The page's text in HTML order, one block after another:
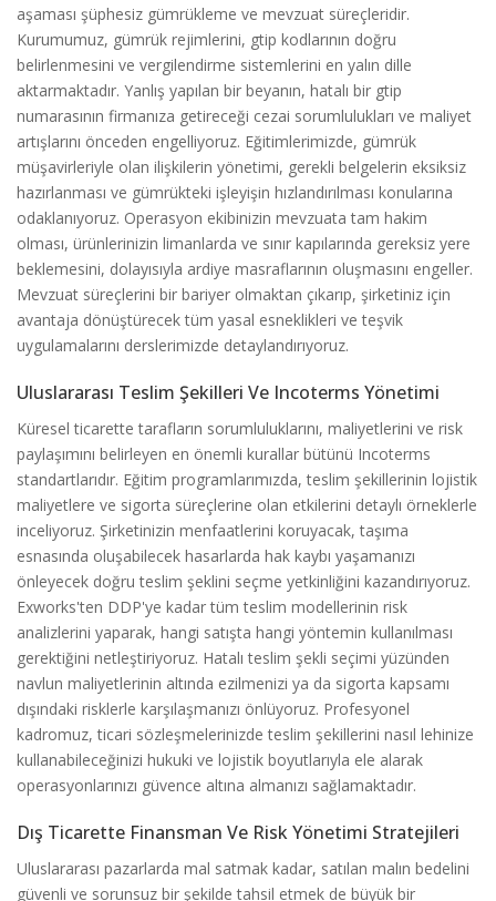
aşaması şüphesiz gümrükleme ve mevzuat süreçleridir.
Kurumumuz, gümrük rejimlerini, gtip kodlarının doğru
belirlenmesini ve vergilendirme sistemlerini en yalın dille
aktarmaktadır. Yanlış yapılan bir beyanın, hatalı bir gtip
numarasının firmanıza getireceği cezai sorumlulukları ve maliyet
artışlarını önceden engelliyoruz. Eğitimlerimizde, gümrük
müşavirleriyle olan ilişkilerin yönetimi, gerekli belgelerin eksiksiz
hazırlanması ve gümrükteki işleyişin hızlandırılması konularına
odaklanıyoruz. Operasyon ekibinizin mevzuata tam hakim
olması, ürünlerinizin limanlarda ve sınır kapılarında gereksiz yere
beklemesini, dolayısıyla ardiye masraflarının oluşmasını engeller.
Mevzuat süreçlerini bir bariyer olmaktan çıkarıp, şirketiniz için
avantaja dönüştürecek tüm yasal esneklikleri ve teşvik
uygulamalarını derslerimizde detaylandırıyoruz.
Uluslararası Teslim Şekilleri Ve Incoterms Yönetimi
Küresel ticarette tarafların sorumluluklarını, maliyetlerini ve risk
paylaşımını belirleyen en önemli kurallar bütünü Incoterms
standartlarıdır. Eğitim programlarımızda, teslim şekillerinin lojistik
maliyetlere ve sigorta süreçlerine olan etkilerini detaylı örneklerle
inceliyoruz. Şirketinizin menfaatlerini koruyacak, taşıma
esnasında oluşabilecek hasarlarda hak kaybı yaşamanızı
önleyecek doğru teslim şeklini seçme yetkinliğini kazandırıyoruz.
Exworks'ten DDP'ye kadar tüm teslim modellerinin risk
analizlerini yaparak, hangi satışta hangi yöntemin kullanılması
gerektiğini netleştiriyoruz. Hatalı teslim şekli seçimi yüzünden
navlun maliyetlerinin altında ezilmenizi ya da sigorta kapsamı
dışındaki risklerle karşılaşmanızı önlüyoruz. Profesyonel
kadromuz, ticari sözleşmelerinizde teslim şekillerini nasıl lehinize
kullanabileceğinizi hukuki ve lojistik boyutlarıyla ele alarak
operasyonlarınızı güvence altına almanızı sağlamaktadır.
Dış Ticarette Finansman Ve Risk Yönetimi Stratejileri
Uluslararası pazarlarda mal satmak kadar, satılan malın bedelini
güvenli ve sorunsuz bir şekilde tahsil etmek de büyük bir